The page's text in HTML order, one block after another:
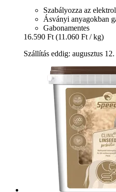
Szabályozza az
Ásványi anyagokban
Gabonamentes
16.590 Ft (11.060 Ft / kg)
Szállítás eddig: augusztus 12.